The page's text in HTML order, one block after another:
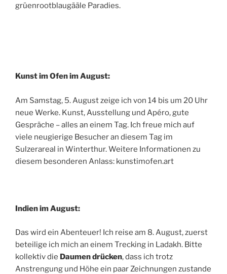
grüenrootblaugääle Paradies.
Kunst im Ofen im August:
Am Samstag, 5. August zeige ich von 14 bis um 20 Uhr
neue Werke. Kunst, Ausstellung und Apéro, gute
Gespräche – alles an einem Tag. Ich freue mich auf
viele neugierige Besucher an diesem Tag im
Sulzerareal in Winterthur. Weitere Informationen zu
diesem besonderen Anlass: kunstimofen.art
Indien im August:
Das wird ein Abenteuer! Ich reise am 8. August, zuerst
beteilige ich mich an einem Trecking in Ladakh. Bitte
kollektiv die Daumen drücken, dass ich trotz
Anstrengung und Höhe ein paar Zeichnungen zustande